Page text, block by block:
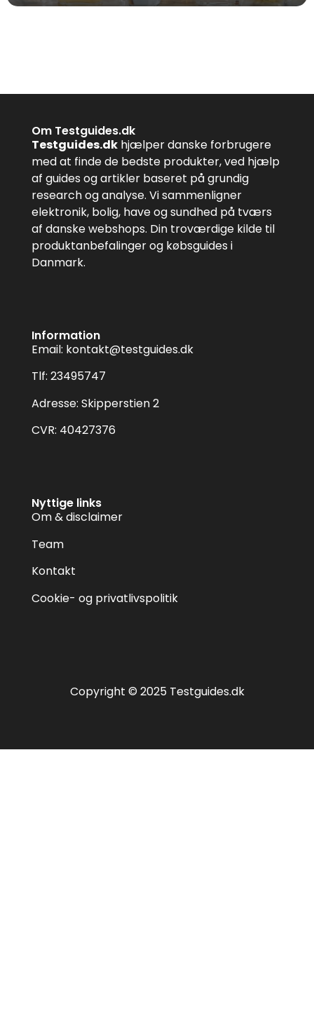
Om Testguides.dk
Testguides.dk hjælper danske forbrugere
med at finde de bedste produkter, ved hjælp
af guides og artikler baseret på grundig
research og analyse. Vi sammenligner
elektronik, bolig, have og sundhed på tværs
af danske webshops. Din troværdige kilde til
produktanbefalinger og købsguides i
Danmark.
Information
Email: kontakt@testguides.dk
Tlf: 23495747
Adresse: Skipperstien 2
CVR: 40427376
Nyttige links
Om & disclaimer
Team
Kontakt
Cookie- og privatlivspolitik
Copyright © 2025 Testguides.dk